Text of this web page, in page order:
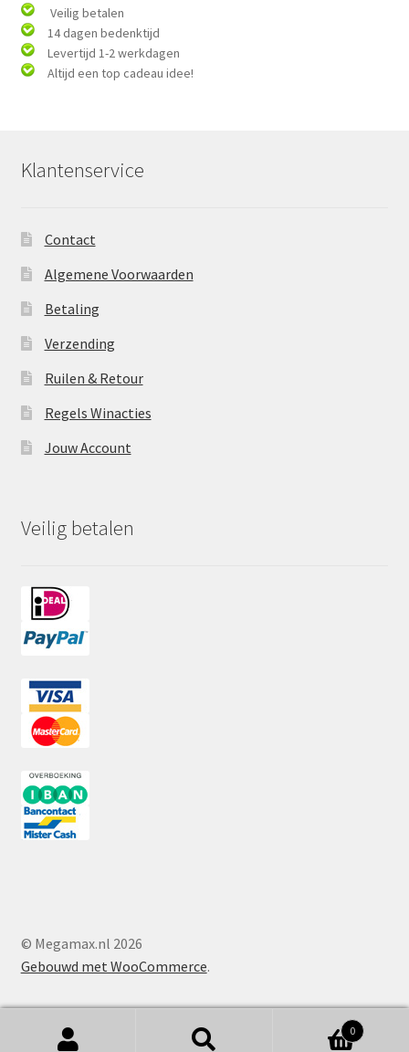
Veilig betalen
14 dagen bedenktijd
Levertijd 1-2 werkdagen
Altijd een top cadeau idee!
Klantenservice
Contact
Algemene Voorwaarden
Betaling
Verzending
Ruilen & Retour
Regels Winacties
Jouw Account
Veilig betalen
© Megamax.nl 2026
Gebouwd met WooCommerce.
0